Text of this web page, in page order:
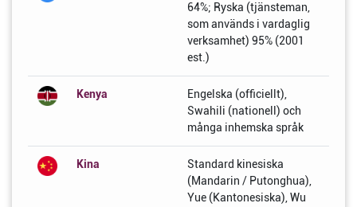
64%; Ryska (tjänsteman,
som används i vardaglig
verksamhet) 95% (2001
est.)
Kenya
Engelska (officiellt),
Swahili (nationell) och
många inhemska språk
Kina
Standard kinesiska
(Mandarin / Putonghua),
Yue (Kantonesiska), Wu